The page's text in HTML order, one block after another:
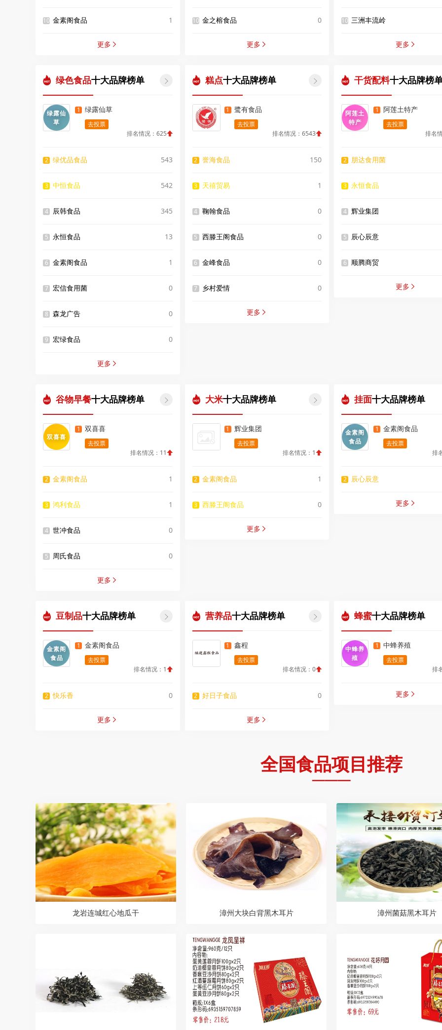
10 金素阁食品 1
更多 
10 金之榕食品 0
更多 
10 三洲丰流岭
更多 
绿色食品十大品牌榜单 
绿露仙
草
1 绿露仙草
去投票
排名情况：625
2 绿优品食品 543
3 中恒食品 542
4 辰韩食品 345
5 永恒食品 13
6 金素阁食品 1
7 宏信食用菌 0
8 森龙广告 0
9 宏绿食品 0
更多 
糕点十大品牌榜单 
1 鹭有食品
去投票
排名情况：6543
2 誉海食品 150
3 天禧贸易 1
4 鞠翰食品 0
5 西滕王阁食品 0
6 金峰食品 0
7 乡村爱情 0
更多 
干货配料十大品牌榜
阿莲土
特产
1 阿莲土特产
去投票
排名
2 朋达食用菌
3 永恒食品
4 辉业集团
5 辰心辰意
6 顺腾商贸
更多 
谷物早餐十大品牌榜单 
双喜喜
1 双喜喜
去投票
排名情况：11
2 金素阁食品 1
3 鸿利食品 1
4 世冲食品 0
5 周氏食品 0
更多 
大米十大品牌榜单 
1 辉业集团
去投票
排名情况：1
2 金素阁食品 1
3 西滕王阁食品 0
更多 
挂面十大品牌榜单
金素阁
食品
1 金素阁食品
去投票
排
2 辰心辰意
更多 
豆制品十大品牌榜单 
金素阁
食品
1 金素阁食品
去投票
排名情况：1
2 快乐香 0
更多 
营养品十大品牌榜单 
1 鑫程
去投票
排名情况：0
2 好日子食品 0
更多 
蜂蜜十大品牌榜单
中蜂养
殖
1 中蜂养殖
去投票
排
更多 
全国食品项目推荐
龙岩连城红心地瓜干 漳州大块白背黑木耳片 漳州菌菇黑木耳片